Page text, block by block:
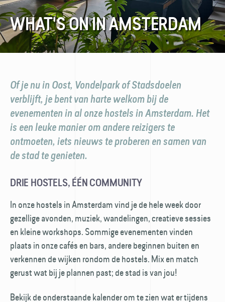
WHAT'S ON IN AMSTERDAM
Of je nu in Oost, Vondelpark of Stadsdoelen
verblijft, je bent van harte welkom bij de
evenementen in al onze hostels in Amsterdam. Het
is een leuke manier om andere reizigers te
ontmoeten, iets nieuws te proberen en samen van
de stad te genieten.
DRIE HOSTELS, ÉÉN COMMUNITY
In onze hostels in Amsterdam vind je de hele week door
gezellige avonden, muziek, wandelingen, creatieve sessies
en kleine workshops. Sommige evenementen vinden
plaats in onze cafés en bars, andere beginnen buiten en
verkennen de wijken rondom de hostels. Mix en match
gerust wat bij je plannen past; de stad is van jou!
Bekijk de onderstaande kalender om te zien wat er tijdens